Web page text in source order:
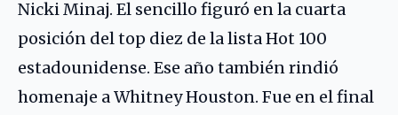
Nicki Minaj. El sencillo figuró en la cuarta
posición del top diez de la lista Hot 100
estadounidense. Ese año también rindió
homenaje a Whitney Houston. Fue en el final